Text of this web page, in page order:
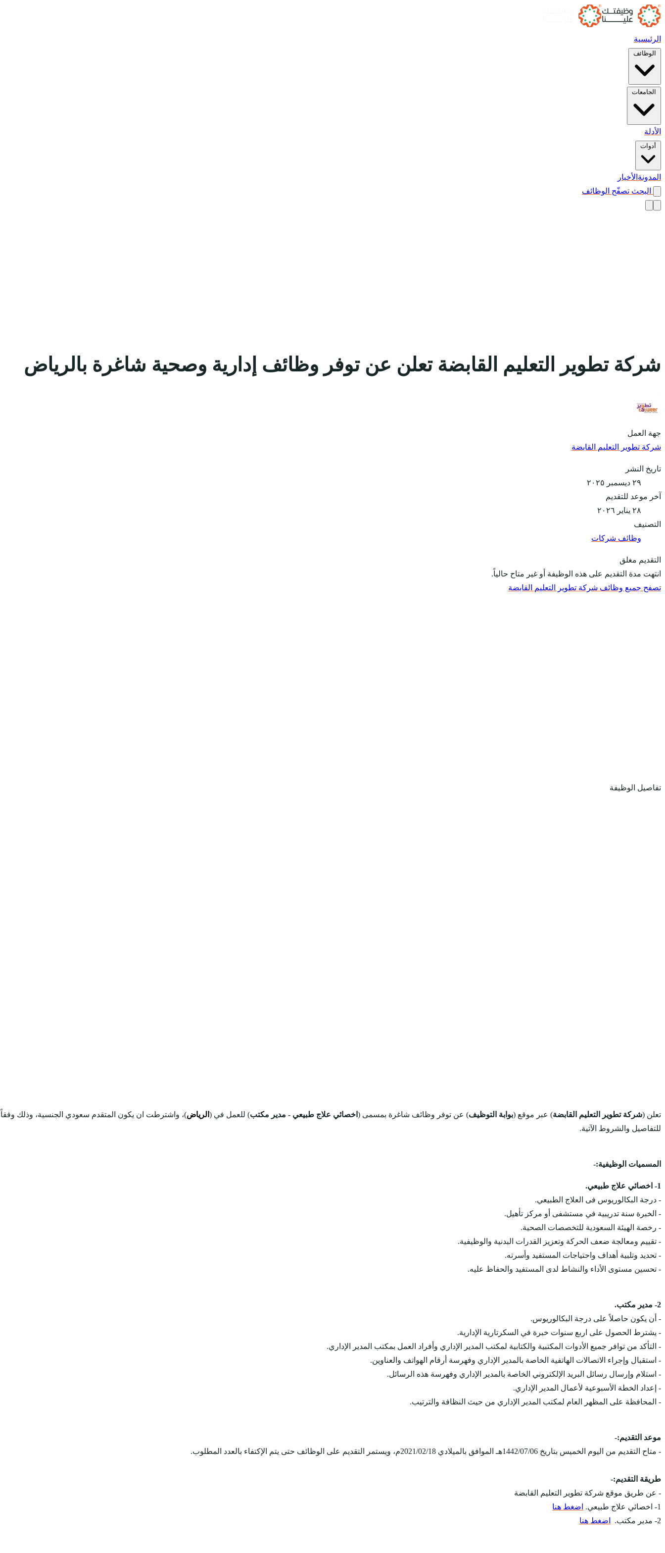
الرئيسية
الوظائف
الجامعات
الأدلة
أدوات
المدونة الأخبار
البحث تصفّح الوظائف
شركة تطوير التعليم القابضة تعلن عن توفر وظائف إدارية وصحية شاغرة بالرياض
جهة العمل
شركة تطوير التعليم القابضة
تاريخ النشر
٢٩ ديسمبر ٢٠٢٥
آخر موعد للتقديم
٢٨ يناير ٢٠٢٦
التصنيف
وظائف شركات
التقديم مغلق
انتهت مدة التقديم على هذه الوظيفة أو غير متاح حالياً.
تصفح جميع وظائف شركة تطوير التعليم القابضة
تفاصيل الوظيفة
تعلن (شركة تطوير التعليم القابضة) عبر موقع (بوابة التوظيف) عن توفر وظائف شاغرة بمسمى ( اخصائي علاج طبيعي - مدير مكتب) للعمل في ( الرياض)، واشترطت ان يكون المتقدم سعودي الجنسية، وذلك وفقاً
للتفاصيل والشروط الآتية.
المسميات الوظيفية:-
1- اخصائي علاج طبيعي.
- درجة البكالوريوس فى العلاج الطبيعي.
- الخبرة سنة تدريبية في مستشفى أو مركز تأهيل.
- رخصة الهيئة السعودية للتخصصات الصحية.
- تقييم ومعالجة ضعف الحركة وتعزيز القدرات البدنية والوظيفية.
- تحديد وتلبية أهداف واحتياجات المستفيد وأسرته.
- تحسين مستوى الأداء والنشاط لدى المستفيد والحفاظ عليه.
2- مدير مكتب.
- أن يكون حاصلاً على درجة البكالوريوس.
- يشترط الحصول على اربع سنوات خبرة في السكرتارية الإدارية.
- التأكد من توافر جميع الأدوات المكتبية والكتابية لمكتب المدير الإداري وأفراد العمل بمكتب المدير الإداري.
- استقبال وإجراء الاتصالات الهاتفية الخاصة بالمدير الإداري وفهرسة أرقام الهواتف والعناوين.
- استلام وإرسال رسائل البريد الإلكتروني الخاصة بالمدير الإداري وفهرسة هذه الرسائل.
- إعداد الخطة الأسبوعية لأعمال المدير الإداري.
- المحافظة على المظهر العام لمكتب المدير الإداري من حيث النظافة والترتيب.
موعد التقديم:-
- متاح التقديم من اليوم الخميس بتاريخ 1442/07/06هـ الموافق بالميلادي 2021/02/18م، ويستمر التقديم على الوظائف حتى يتم الإكتفاء بالعدد المطلوب.
طريقة التقديم:-
- عن طريق موقع شركة تطوير التعليم القابضة
1- اخصائي علاج طبيعي.
اضغط هنا
2- مدير مكتب.
اضغط هنا